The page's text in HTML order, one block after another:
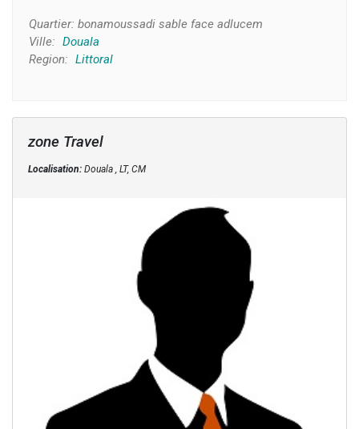
Quartier: bonamoussadi sable face adlucem
Ville: Douala
Region: Littoral
zone Travel
Localisation:Douala , LT, CM